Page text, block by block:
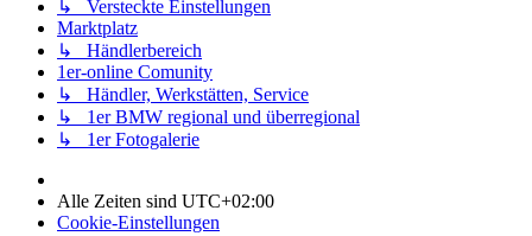
↳ Versteckte Einstellungen
Marktplatz
↳ Händlerbereich
1er-online Comunity
↳ Händler, Werkstätten, Service
↳ 1er BMW regional und überregional
↳ 1er Fotogalerie
Alle Zeiten sind UTC+02:00
Cookie-Einstellungen